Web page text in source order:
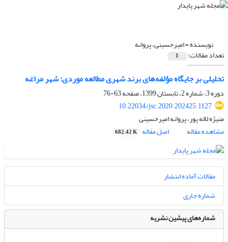
نویسنده =امیرحسینی، پروانه
تعداد مقالات: 1
تحلیلی بر جایگاه مؤلفه‌های برند شهری مطالعه موردی: شهر مراغه
دوره 3، شماره 2، تابستان 1399، صفحه
63-76
10.22034/jsc.2020.202425.1127
منیژه لاله پور، پروانه امیرحسینی
مشاهده مقاله
اصل مقاله 682.42 K
مقالات آماده انتشار
شماره جاری
شماره‌های پیشین نشریه